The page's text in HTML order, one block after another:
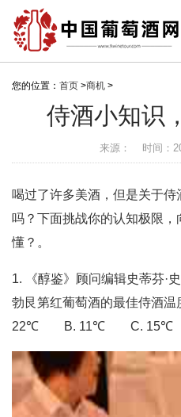
您的位置： 首页 >商机 >
侍酒小知识
来源： 时间：
喝过了许多美酒，但是关于
吗？下面挑战你的认知极限
懂？。
1. 《醇鉴》顾问编辑史蒂芬·
勃艮第红葡萄酒的最佳侍酒
22℃ B. 11℃ C.